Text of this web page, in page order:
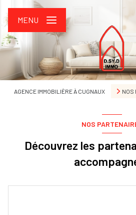
MENU
AGENCE IMMOBILIÈRE À CUGNAUX NOS
NOS
Découvrez les